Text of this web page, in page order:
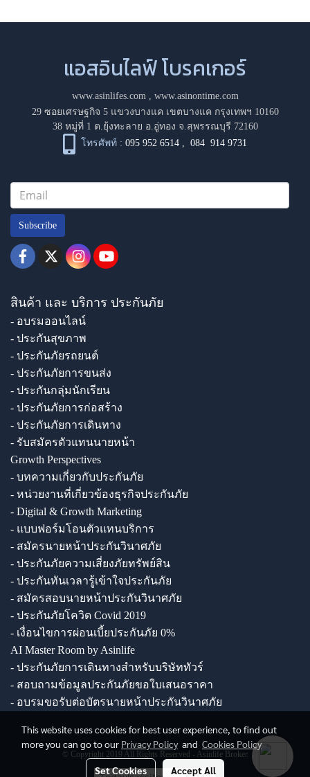
แอสอินไลฟ์ โบรคเกอร์
www.asinlifes.com, www.asinontime.com
29 ซอยเศรษฐกิจ 5 แขวงบางแค เขตบางแค กรุงเทพฯ 10160
38 หมู่ที่ 1 ต.ยุ้งทะลาย อ.อู่ทอง จ.สุพรรณบุรี 72160
โทรศัพท์ : 095 952 6514 ,084 914 9731
Subscribe
สินค้า และ บริการ ประกันภัย
- อบรมออนไลน์
- ประกันสุขภาพ
- ประกันภัยรถยนต์
- ประกันภัยการขนส่ง
- ประกันกลุ่มนักเรียน
- ประกันภัยการก่อสร้าง
- ประกันภัยการเดินทาง
- รับสมัครตัวแทนนายหน้า
Growth Perspectives
- บทความเกี่ยวกับประกันภัย
- หน่วยงานที่เกี่ยวข้องธุรกิจประกันภัย
- Digital & Growth Marketing
- แบบฟอร์มโอนตัวแทนบริการ
- สมัครนายหน้าประกันวินาศภัย
- ประกันภัยความเสี่ยงภัยทรัพย์สิน
- ประกันทันเวลารู้เข้าใจประกันภัย
- สมัครสอบนายหน้าประกันวินาศภัย
- ประกันภัยโควิด Covid 2019
- เงื่อนไขการผ่อนเบี้ยประกันภัย 0%
AI Master Room by Asinlife
- ประกันภัยการเดินทางสำหรับบริษัททัวร์
- สอบถามข้อมูลประกันภัยขอใบเสนอราคา
- อบรมขอรับต่อบัตรนายหน้าประกันวินาศภัย
© Copyright 2019 All Rights Reserved - Asinlife Broker
This website uses cookies for best user experience, to find out
more you can go to our Privacy Policyand Cookies Policy
Set Cookies Accept All